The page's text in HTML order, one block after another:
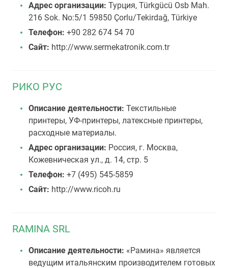
Адрес организации: Турция, Türkgücü Osb Mah.
216 Sok. No:5/1 59850 Çorlu/Tekirdağ, Türkiye
Телефон: +90 282 674 54 70
Сайт: http://www.sermekatronik.com.tr
РИКО РУС
Описание деятельности: Текстильные
принтеры, УФ-принтеры, латексные принтеры,
расходные материалы.
Адрес организации: Россия, г. Москва,
Кожевническая ул., д. 14, стр. 5
Телефон: +7 (495) 545-5859
Сайт: http://www.ricoh.ru
RAMINA SRL
Описание деятельности: «Рамина» является
ведущим итальянским производителем готовых